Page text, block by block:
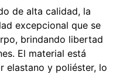
de alta calidad, la
excepcional que se
brindando libertad
El material está
elastano y poliéster, lo